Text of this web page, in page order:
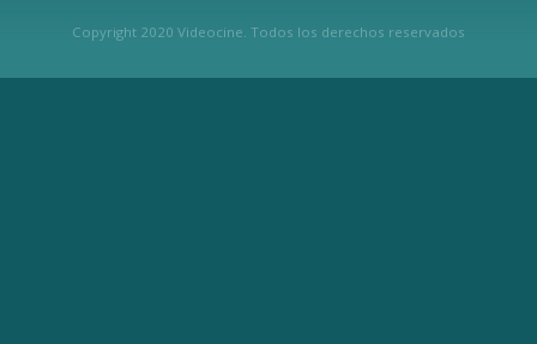
Copyright 2020 Videocine. Todos los derechos reservados